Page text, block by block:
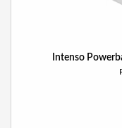
Intenso